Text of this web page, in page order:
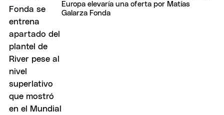
Europa elevaría una oferta por Matías
Galarza Fonda